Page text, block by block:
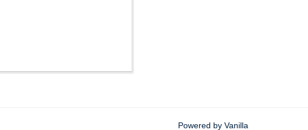
Powered by Vanilla